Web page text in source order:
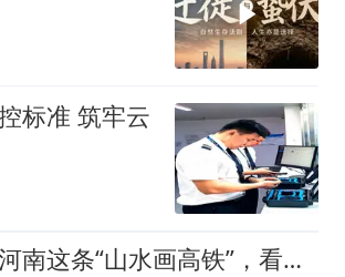
标准 筑牢云
横屏打开！河南这条“山水画高铁”，看完立刻想订票